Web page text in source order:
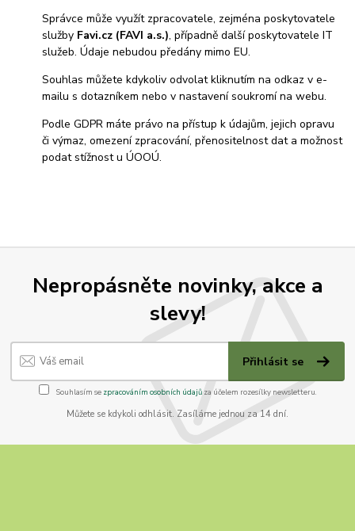
Správce může využít zpracovatele, zejména poskytovatele
služby Favi.cz (FAVI a.s.), případně další poskytovatele IT
služeb. Údaje nebudou předány mimo EU.
Souhlas můžete kdykoliv odvolat kliknutím na odkaz v e-
mailu s dotazníkem nebo v nastavení soukromí na webu.
Podle GDPR máte právo na přístup k údajům, jejich opravu
či výmaz, omezení zpracování, přenositelnost dat a možnost
podat stížnost u ÚOOÚ.
Nepropásněte novinky, akce a
slevy!
Přihlásit se
Souhlasím se zpracováním osobních údajůza účelem rozesílky newsletteru.
Můžete se kdykoli odhlásit. Zasíláme jednou za 14 dní.